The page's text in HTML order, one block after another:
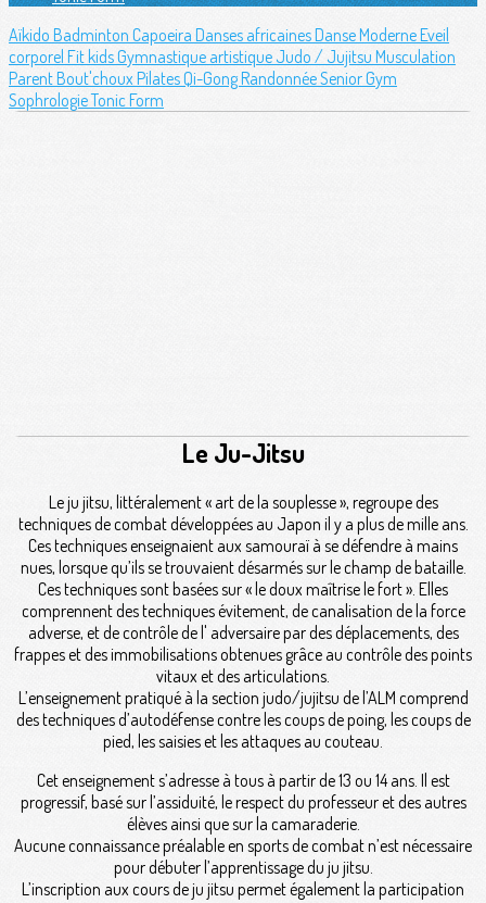
Aïkido Badminton Capoeira Danses africainesDanse ModerneEveil
corporel Fit kidsGymnastique artistique Judo / Jujitsu Musculation
Parent Bout'choux PilatesQi-GongRandonnéeSenior Gym
SophrologieTonic Form
Le Ju-Jitsu
Le ju jitsu, littéralement « art de la souplesse », regroupe des
techniques de combat développées au Japon il y a plus de mille ans.
Ces techniques enseignaient aux samouraï à se défendre à mains
nues, lorsque qu’ils se trouvaient désarmés sur le champ de bataille.
Ces techniques sont basées sur « le doux maîtrise le fort ». Elles
comprennent des techniques évitement, de canalisation de la force
adverse, et de contrôle de l' adversaire par des déplacements, des
frappes et des immobilisations obtenues grâce au contrôle des points
vitaux et des articulations.
L’enseignement pratiqué à la section judo/jujitsu de l’ALM comprend
des techniques d’autodéfense contre les coups de poing, les coups de
pied, les saisies et les attaques au couteau.
Cet enseignement s’adresse à tous à partir de 13 ou 14 ans. Il est
progressif, basé sur l’assiduité, le respect du professeur et des autres
élèves ainsi que sur la camaraderie.
Aucune connaissance préalable en sports de combat n’est nécessaire
pour débuter l’apprentissage du ju jitsu.
L’inscription aux cours de ju jitsu permet également la participation